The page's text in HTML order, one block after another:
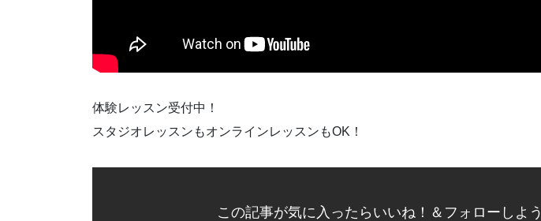
体験レッスン受付中！
スタジオレッスンもオンラインレッスンもOK！
この記事が気に入ったらいいね！＆フォローしよう